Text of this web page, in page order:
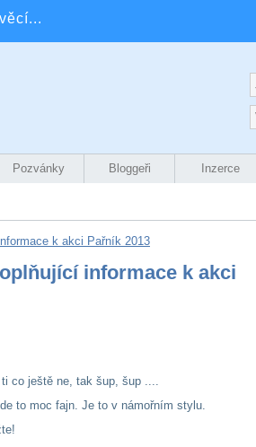
Pozvánky Bloggeři Inzerce
k akci Pařník 2013
informace k akci
co ještě ne, tak šup, šup ....
to moc fajn. Je to v námořním stylu.